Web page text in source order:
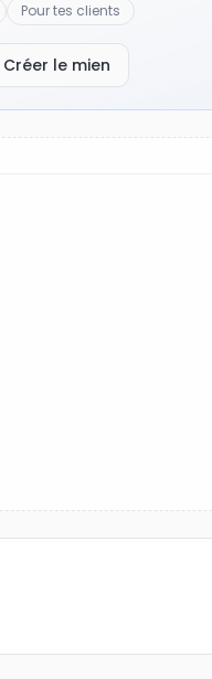
Pour tes clients
Créer le mien